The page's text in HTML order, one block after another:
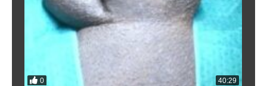
0 40:29